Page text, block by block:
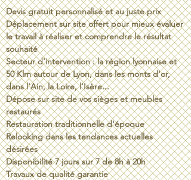
​​ Devis gratuit personnalisé et au juste prix
Déplacement sur site offert pour mieux évaluer
le travail à réaliser et comprendre le résultat
souhaité
Secteur d'intervention : la région lyonnaise et
50 Klm autour de Lyon, dans les monts d'or,
dans l'Ain, la Loire, l'Isère...
Dépose sur site de vos sièges et meubles
restaurés
Restauration traditionnelle d'époque
Relooking dans les tendances actuelles
désirées
Disponibilité 7 jours sur 7 de 8h à 20h
Travaux de qualité garantie